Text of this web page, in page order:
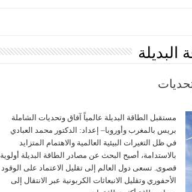
البديلة
مستقبل الطاقة البديلة عالمياً آفاق وتحديات الشاملة
بريس بالمغرب وأوروبا– إعداد: الدكتور محمد العبادي
في ظل التغيرات البيئية العالمية والاهتمام المتزايد
بالاستدامة، أصبح البحث عن مصادر الطاقة البديلة أولوية
قصوى. تسعى دول العالم إلى تقليل الاعتماد على الوقود
الأحفوري وتقليل الانبعاثات الكربونية عبر الانتقال إلى